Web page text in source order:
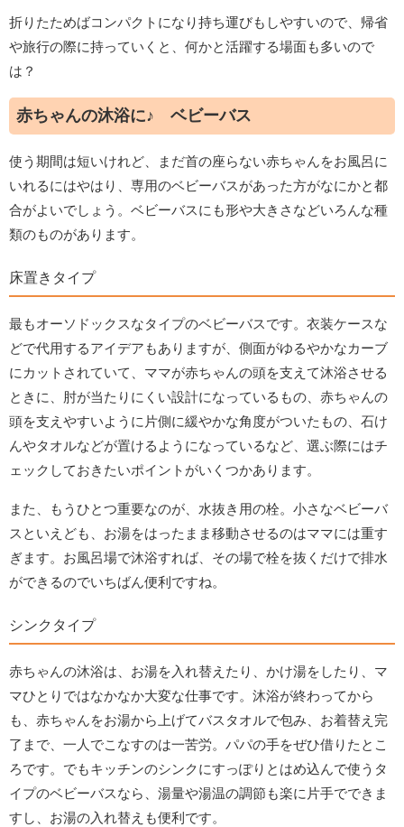
折りたためばコンパクトになり持ち運びもしやすいので、帰省
や旅行の際に持っていくと、何かと活躍する場面も多いので
は？
赤ちゃんの沐浴に♪ ベビーバス
使う期間は短いけれど、まだ首の座らない赤ちゃんをお風呂に
いれるにはやはり、専用のベビーバスがあった方がなにかと都
合がよいでしょう。ベビーバスにも形や大きさなどいろんな種
類のものがあります。
床置きタイプ
最もオーソドックスなタイプのベビーバスです。衣装ケースな
どで代用するアイデアもありますが、側面がゆるやかなカーブ
にカットされていて、ママが赤ちゃんの頭を支えて沐浴させる
ときに、肘が当たりにくい設計になっているもの、赤ちゃんの
頭を支えやすいように片側に緩やかな角度がついたもの、石け
んやタオルなどが置けるようになっているなど、選ぶ際にはチ
ェックしておきたいポイントがいくつかあります。
また、もうひとつ重要なのが、水抜き用の栓。小さなベビーバ
スといえども、お湯をはったまま移動させるのはママには重す
ぎます。お風呂場で沐浴すれば、その場で栓を抜くだけで排水
ができるのでいちばん便利ですね。
シンクタイプ
赤ちゃんの沐浴は、お湯を入れ替えたり、かけ湯をしたり、マ
マひとりではなかなか大変な仕事です。沐浴が終わってから
も、赤ちゃんをお湯から上げてバスタオルで包み、お着替え完
了まで、一人でこなすのは一苦労。パパの手をぜひ借りたとこ
ろです。でもキッチンのシンクにすっぽりとはめ込んで使うタ
イプのベビーバスなら、湯量や湯温の調節も楽に片手でできま
すし、お湯の入れ替えも便利です。